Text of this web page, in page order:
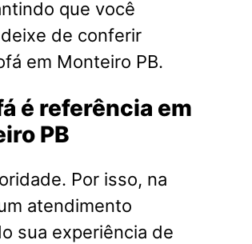
que você
de conferir
em Monteiro PB.
é referência em
PB
Por isso, na
atendimento
sua experiência de